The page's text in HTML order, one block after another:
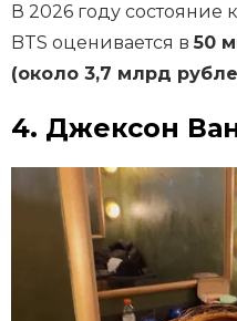
В 2026 году состояние
BTS оценивается в50
(около 3,7 млрд
4. Джексон